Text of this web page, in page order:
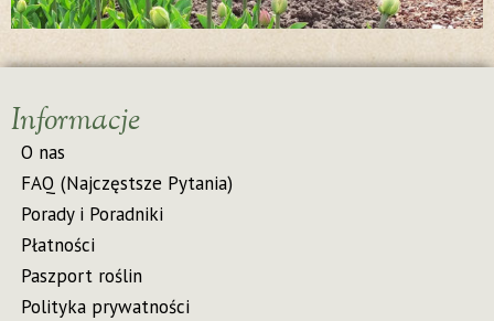
Informacje
O nas
FAQ (Najczęstsze Pytania)
Porady i Poradniki
Płatności
Paszport roślin
Polityka prywatności